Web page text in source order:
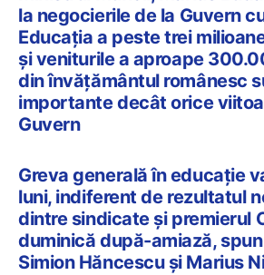
la negocierile de la Guvern
Educaţia a peste trei
şi veniturile a aproape
din învăţământul românesc
importante decât orice
Guvern
Greva generală în educație
luni, indiferent de rezultatul
dintre sindicate și premierul
duminică după-amiază,
Simion Hăncescu și Marius